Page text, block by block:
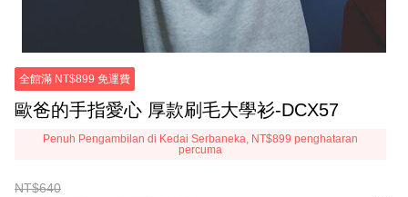
全館滿 NT$899 免運費
歐爸的手指愛心 厚款刷毛大學衫-DCX57
Penuh Pengambilan di Kedai Serbaneka, NT$899 penghataran
percuma
NT$640